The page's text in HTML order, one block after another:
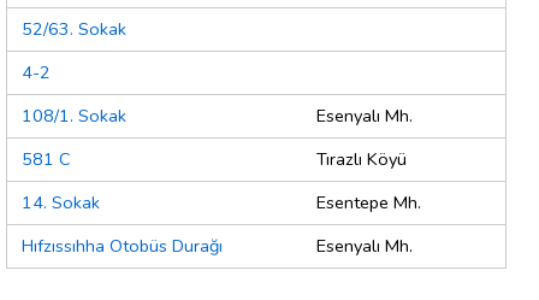
52/63. Sokak
4-2
108/1. Sokak
Esenyalı Mh.
581 C
Tırazlı Köyü
14. Sokak
Esentepe Mh.
Hıfzıssıhha Otobüs Durağı
Esenyalı Mh.